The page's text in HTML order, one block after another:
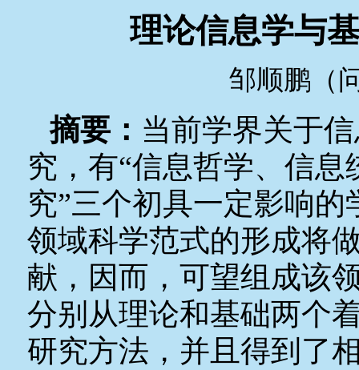
理论信息学与
邹顺鹏（
摘要： 当前学界关于
究，有“信息哲学、信
究”三个初具一定影响
领域科学范式的形成将
献，因而，可望组成该
分别从理论和基础两个
研究方法，并且得到了